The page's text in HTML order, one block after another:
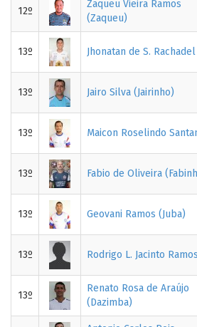
12º
Zaqueu Vieira Ramos
(Zaqueu)
13º Jhonatan de S. Rachadel
13º Jairo Silva (Jairinho)
13º Maicon Roselindo
13º Fabio de Oliveira
13º Geovani Ramos (Juba)
13º Rodrigo L. Jacinto Ramos
13º
Renato Rosa de Araújo
(Dazimba)